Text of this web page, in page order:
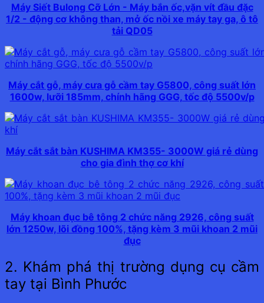
Máy Siết Bulong Cỡ Lớn - Máy bắn ốc,vặn vít đầu đặc
1/2 - động cơ không than, mở ốc nồi xe máy tay ga, ô tô
tải QD05
Máy cắt gỗ, máy cưa gỗ cầm tay G5800, công suất lớn
1600w, lưỡi 185mm, chính hãng GGG, tốc độ 5500v/p
Máy cắt sắt bàn KUSHIMA KM355- 3000W giá rẻ dùng
cho gia đình thợ cơ khí
Máy khoan đục bê tông 2 chức năng 2926, công suất
lớn 1250w, lõi đồng 100%, tặng kèm 3 mũi khoan 2 mũi
đục
2. Khám phá thị trường dụng cụ cầm
tay tại Bình Phước